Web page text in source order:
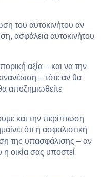
του αυτοκινήτου αν
ασφάλεια αυτοκινήτου
αξία – και να την
– τότε αν θα
αποζημιωθείτε
και την περίπτωση
ότι η ασφαλιστική
της υπασφάλισης – αν
οικία σας υποστεί